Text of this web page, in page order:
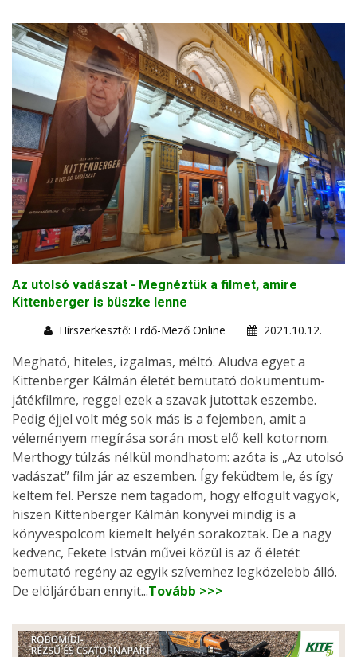
Az utolsó vadászat - Megnéztük a filmet, amire
Kittenberger is büszke lenne
Hírszerkesztő: Erdő-Mező Online
2021.10.12.
Megható, hiteles, izgalmas, méltó. Aludva egyet a
Kittenberger Kálmán életét bemutató dokumentum-
játékfilmre, reggel ezek a szavak jutottak eszembe.
Pedig éjjel volt még sok más is a fejemben, amit a
véleményem megírása során most elő kell kotornom.
Merthogy túlzás nélkül mondhatom: azóta is „Az utolsó
vadászat” film jár az eszemben. Így feküdtem le, és így
keltem fel. Persze nem tagadom, hogy elfogult vagyok,
hiszen Kittenberger Kálmán könyvei mindig is a
könyvespolcom kiemelt helyén sorakoztak. De a nagy
kedvenc, Fekete István művei közül is az ő életét
bemutató regény az egyik szívemhez legközelebb álló.
De elöljáróban ennyit...Tovább >>>